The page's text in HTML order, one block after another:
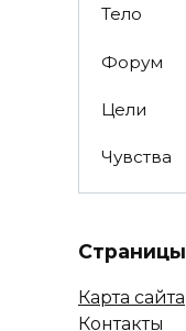
Тело
Форум
Цели
Чувства
Страницы
Карта сайта
Контакты